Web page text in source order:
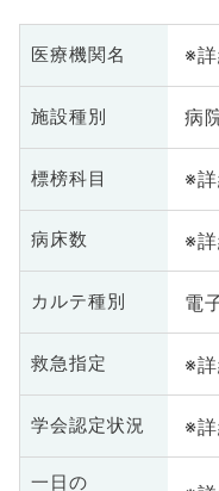
医療機関名 ※
施設種別 病
標榜科目 ※
病床数 ※
カルテ種別 電
救急指定 ※
学会認定状況 ※
一日の